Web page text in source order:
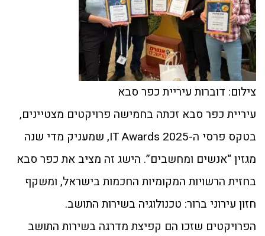
צילום: דוברות עיריית כפר סבא
עיריית כפר סבא זכתה בחמישה פרויקטים מצטיינים,
בטקס פרסי ה-IT Awards 2025, שמעניק מדי שנה
מגזין “אנשים ומחשבים”. הישג זה מציב את כפר סבא
בחזית הרשויות המקומיות החכמות בישראל, ומשקף
חזון עירוני ברור: טכנולוגיה בשירות התושב.
הפרויקטים שזכו הם קפיצת מדרגה בשירות התושב